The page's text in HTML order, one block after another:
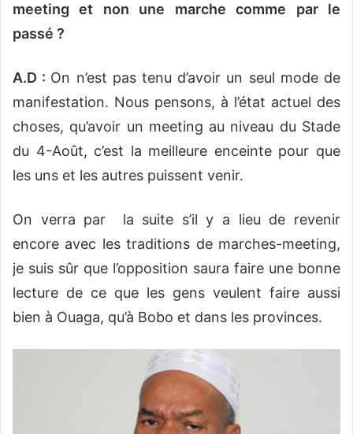
meeting et non une marche comme par le
passé ?
A.D : On n’est pas tenu d’avoir un seul mode de
manifestation. Nous pensons, à l’état actuel des
choses, qu’avoir un meeting au niveau du Stade
du 4-Août, c’est la meilleure enceinte pour que
les uns et les autres puissent venir.
On verra par la suite s’il y a lieu de revenir
encore avec les traditions de marches-meeting,
je suis sûr que l’opposition saura faire une bonne
lecture de ce que les gens veulent faire aussi
bien à Ouaga, qu’à Bobo et dans les provinces.